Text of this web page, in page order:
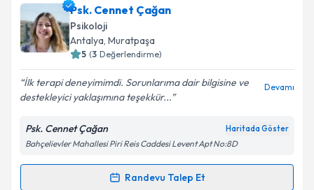
Psk. Dan. Nur Öngüliçin randevu takvimi talebi
oluşturun. Size bu uzmandan randevu almanız için bir
takvim hazırlandığında e-posta ile bilgilendireceğiz.
Kişisel verilerimin işlenmesine ilişkin
Aydınlatma
Metni'ni okudum ve kişisel verilerimin belirtilen
kapsamda işlenmesini kabul ediyorum.
Psk. Cennet Çağan
Psikoloji
Antalya, Muratpaşa
5 (3 Değerlendirme)
İlk terapi deneyimimdi. Sorunlarıma dair bilgisine ve
destekleyici yaklaşımına teşekkür...
Devamı
Psk. Cennet Çağan Haritada Göster
Bahçelievler Mahallesi Piri Reis Caddesi Levent Apt No:8D
Randevu Talep Et
Randevu Takvimi Talebi